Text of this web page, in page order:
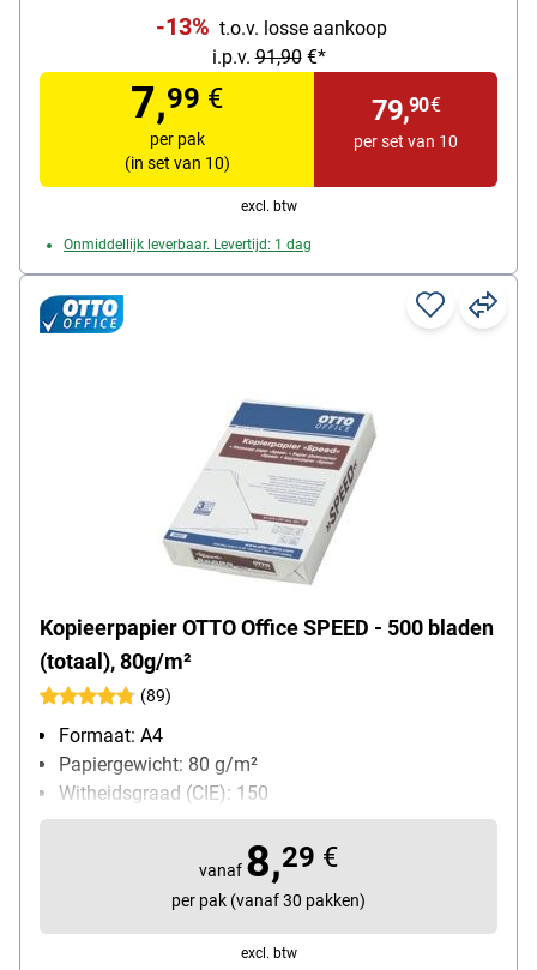
Inhoud per pak: 500 bladen
-13% t.o.v. losse aankoop
i.p.v.91,90€*
7,99 €
per pak
(in set van 10)
79,90€
per set van 10
excl. btw
Onmiddellijk leverbaar. Levertijd: 1 dag
Kopieerpapier OTTO Office SPEED - 500 bladen
(totaal), 80g/m²
(89)
Formaat: A4
Papiergewicht: 80 g/m²
Witheidsgraad (CIE): 150
Inhoud per pak: 500 bladen
vanaf 8,29 €
per pak (vanaf 30 pakken)
excl. btw